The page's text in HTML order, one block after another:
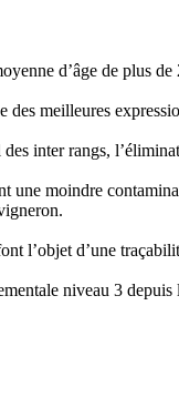
d’âge de plus de
meilleures
inter rangs,
une moindre
l’objet d’une
niveau 3 depuis